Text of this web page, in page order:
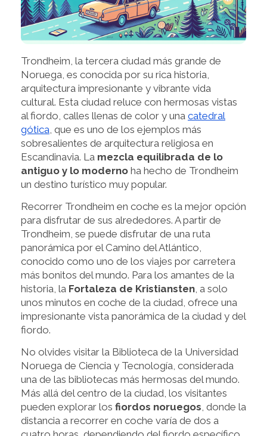
Trondheim, la tercera ciudad más grande de
Noruega, es conocida por su rica historia,
arquitectura impresionante y vibrante vida
cultural. Esta ciudad reluce con hermosas vistas
al fiordo, calles llenas de color y una catedral
gótica , que es uno de los ejemplos más
sobresalientes de arquitectura religiosa en
Escandinavia. La mezcla equilibrada de lo
antiguo y lo moderno ha hecho de Trondheim
un destino turístico muy popular.
Recorrer Trondheim en coche es la mejor opción
para disfrutar de sus alrededores. A partir de
Trondheim, se puede disfrutar de una ruta
panorámica por el Camino del Atlántico,
conocido como uno de los viajes por carretera
más bonitos del mundo. Para los amantes de la
historia, la Fortaleza de Kristiansten , a solo
unos minutos en coche de la ciudad, ofrece una
impresionante vista panorámica de la ciudad y del
fiordo.
No olvides visitar la Biblioteca de la Universidad
Noruega de Ciencia y Tecnología, considerada
una de las bibliotecas más hermosas del mundo.
Más allá del centro de la ciudad, los visitantes
pueden explorar los fiordos noruegos , donde la
distancia a recorrer en coche varía de dos a